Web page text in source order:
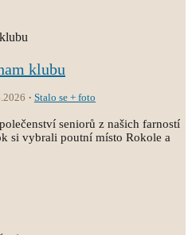
klubu
Stalo se + foto
seniorů z našich farností
si vybrali poutní místo Rokole a